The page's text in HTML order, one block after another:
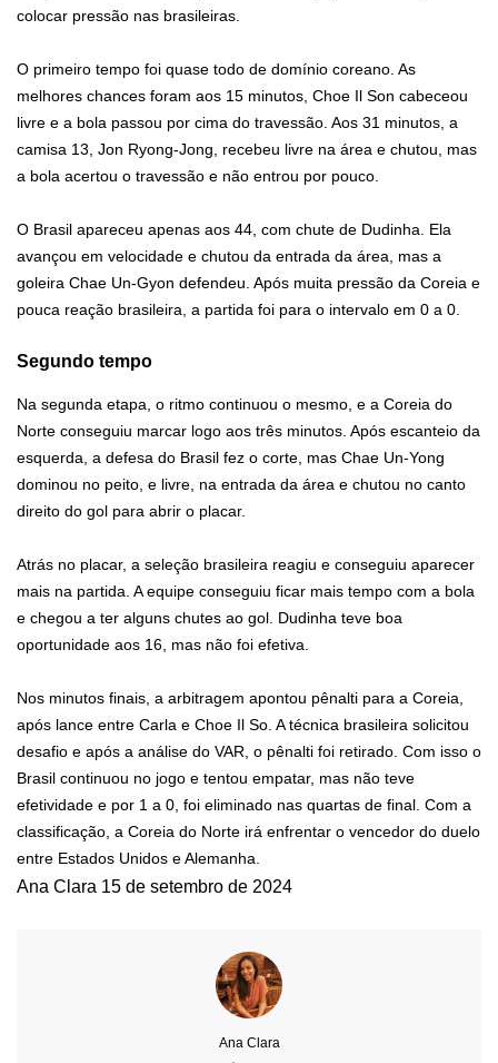
colocar pressão nas brasileiras.
O primeiro tempo foi quase todo de domínio coreano. As
melhores chances foram aos 15 minutos, Choe Il Son cabeceou
livre e a bola passou por cima do travessão. Aos 31 minutos, a
camisa 13, Jon Ryong-Jong, recebeu livre na área e chutou, mas
a bola acertou o travessão e não entrou por pouco.
O Brasil apareceu apenas aos 44, com chute de Dudinha. Ela
avançou em velocidade e chutou da entrada da área, mas a
goleira Chae Un-Gyon defendeu. Após muita pressão da Coreia e
pouca reação brasileira, a partida foi para o intervalo em 0 a 0.
Segundo tempo
Na segunda etapa, o ritmo continuou o mesmo, e a Coreia do
Norte conseguiu marcar logo aos três minutos. Após escanteio da
esquerda, a defesa do Brasil fez o corte, mas Chae Un-Yong
dominou no peito, e livre, na entrada da área e chutou no canto
direito do gol para abrir o placar.
Atrás no placar, a seleção brasileira reagiu e conseguiu aparecer
mais na partida. A equipe conseguiu ficar mais tempo com a bola
e chegou a ter alguns chutes ao gol. Dudinha teve boa
oportunidade aos 16, mas não foi efetiva.
Nos minutos finais, a arbitragem apontou pênalti para a Coreia,
após lance entre Carla e Choe Il So. A técnica brasileira solicitou
desafio e após a análise do VAR, o pênalti foi retirado. Com isso o
Brasil continuou no jogo e tentou empatar, mas não teve
efetividade e por 1 a 0, foi eliminado nas quartas de final. Com a
classificação, a Coreia do Norte irá enfrentar o vencedor do duelo
entre Estados Unidos e Alemanha.
Ana Clara 15 de setembro de 2024
Ana Clara